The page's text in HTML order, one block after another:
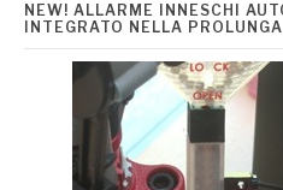
NEW! ALLARME INNESCHI
INTEGRATO NELLA PROLUNGA